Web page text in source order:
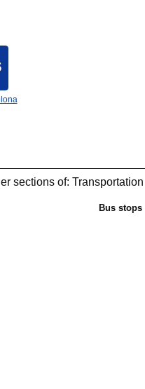
sections of: Transportation
Bus stops